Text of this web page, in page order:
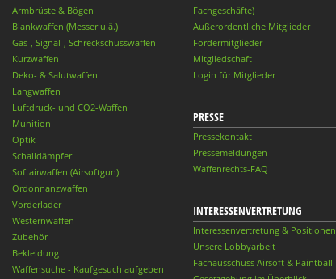
Armbrüste & Bögen
Blankwaffen (Messer u.ä.)
Gas-, Signal-, Schreckschusswaffen
Kurzwaffen
Deko- & Salutwaffen
Langwaffen
Luftdruck- und CO2-Waffen
Munition
Optik
Schalldämpfer
Softairwaffen (Airsoftgun)
Ordonnanzwaffen
Vorderlader
Westernwaffen
Zubehör
Bekleidung
Waffensuche - Kaufgesuch aufgeben
Fachgeschäfte)
Außerordentliche Mitglieder
Fördermitglieder
Mitgliedschaft
Login für Mitglieder
PRESSE
Pressekontakt
Pressemeldungen
Waffenrechts-FAQ
INTERESSENVERTRETUNG
Interessenvertretung & Positionen
Unsere Lobbyarbeit
Fachausschuss Airsoft & Paintball